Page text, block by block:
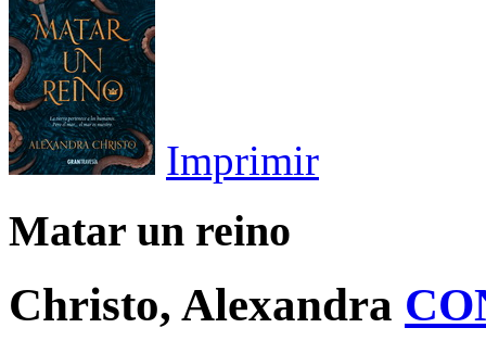
Imprimir
Matar un reino
Christo, Alexandra